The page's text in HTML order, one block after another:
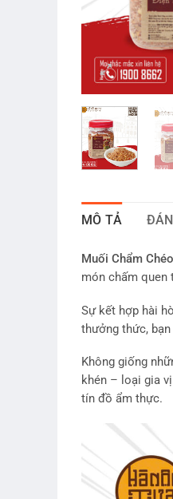
MÔ TẢ
Muối Chẩm
món chấm quen
Sự kết hợp hài
thưởng thức,
Không giống
khén – loại gia
tín đồ ẩm thực.